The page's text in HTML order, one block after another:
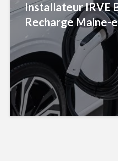
Installateur IRVE
Recharge Maine-